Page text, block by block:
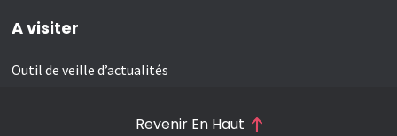
A visiter
Outil de veille d’actualités
Revenir En Haut